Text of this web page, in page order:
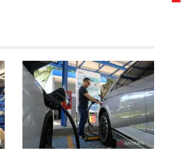
Rupiah Berdaulat
sambangi Papua